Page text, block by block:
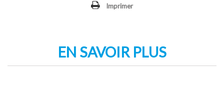
Imprimer
EN SAVOIR PLUS